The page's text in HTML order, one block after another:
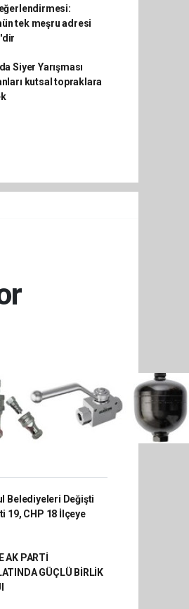
tek meşru adresi
Siyer Yarışması
kutsal topraklara
Belediyeleri Değişti
19, CHP 18 İlçeye
AK PARTİ
GÜÇLÜ BİRLİK